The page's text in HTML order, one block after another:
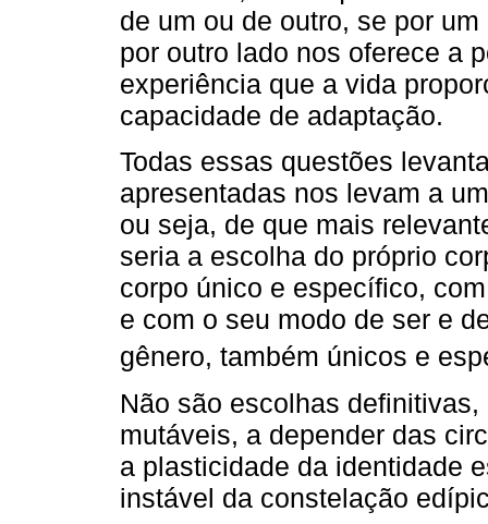
de um ou de outro, se por
por outro lado nos oferece a
experiência que a vida
capacidade de adaptação.
Todas essas questões
apresentadas nos levam a
ou seja, de que mais
seria a escolha do próprio
corpo único e específico,
e com o seu modo de ser e
gênero, também únicos e
Não são escolhas
mutáveis, a depender das
a plasticidade da identidade
instável da constelação